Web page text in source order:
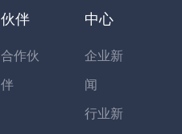
伙伴
合作伙
伴
中心
企业新
闻
行业新